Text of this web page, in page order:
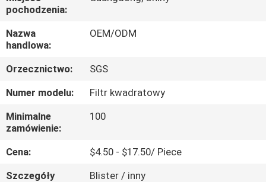
NAS
WYCIECZKA
PO
FABRYCE
KONTROLA
JAKOŚCI
pochodzenia:
Nazwa
handlowa:
OEM/ODM
Orzecznictwo:
SGS
Numer modelu:
Filtr kwadratowy
Minimalne
zamówienie:
100
Cena:
$4.50 - $17.50/ Piece
Szczegóły
Blister / inny